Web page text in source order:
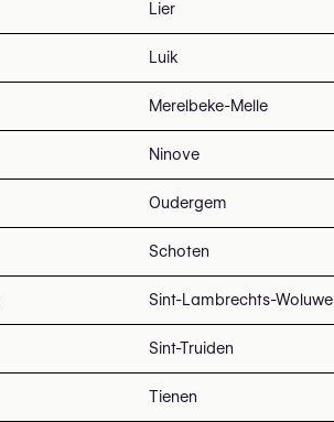
Lier
Luik
Merelbeke-Melle
Ninove
Oudergem
Schoten
Sint-Lambrechts-Woluwe
Sint-Truiden
Tienen